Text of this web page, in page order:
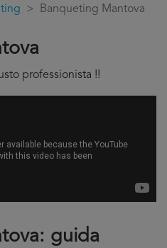
Banqueting Mantova
professionista !!
guida